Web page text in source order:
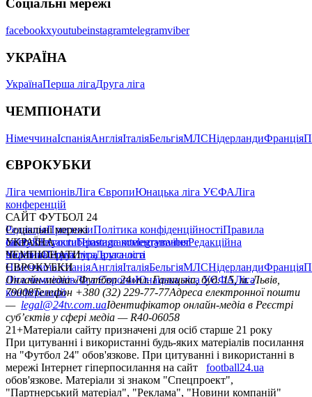
Соціальні мережі
facebookxyoutubeinstagramtelegramviber
УКРАЇНА
УкраїнаПерша лігаДруга ліга
ЧЕМПІОНАТИ
НімеччинаІспаніяАнгліяІталіяБельгіяМЛСНідерландиФранція
ЄВРОКУБКИ
Ліга чемпіонівЛіга ЄвропиЮнацька ліга УЄФАЛіга
конференцій
САЙТ ФУТБОЛ 24
РедакціяПрогнозиПолітика конфіденційностіПравила
сайтуКонтактиПравила коментуванняРедакційна
політикаСтруктура власності
Соціальні мережі
facebookxyoutubeinstagramtelegramviber
УКРАЇНА
УкраїнаПерша лігаДруга ліга
ЧЕМПІОНАТИ
НімеччинаІспаніяАнгліяІталіяБельгіяМЛСНідерландиФранція
ЄВРОКУБКИ
Ліга чемпіонівЛіга ЄвропиЮнацька ліга УЄФАЛіга
конференцій
Онлайн-медіа «Футбол 24»пл. Галицька, буд. 15, м. Львів,
79008Телефон +380 (32) 229-77-77Адреса електронної пошти
— legal@24tv.com.uaІдентифікатор онлайн-медіа в Реєстрі
суб’єктів у сфері медіа — R40-06058
21+Матеріали сайту призначені для осіб старше 21 року
При цитуванні і використанні будь-яких матеріалів посилання
на "Футбол 24" обов'язкове. При цитуванні і використанні в
мережі Інтернет гіперпосилання на сайт
football24.ua
обов'язкове. Матеріали зі знаком "Спецпроект",
"Партнерський матеріал", "Реклама", "Новини компаній"